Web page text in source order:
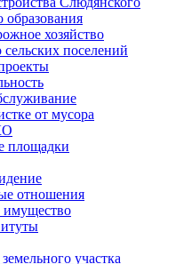
хозяйство
сельских поселений
от мусора
площадки
отношения
участка